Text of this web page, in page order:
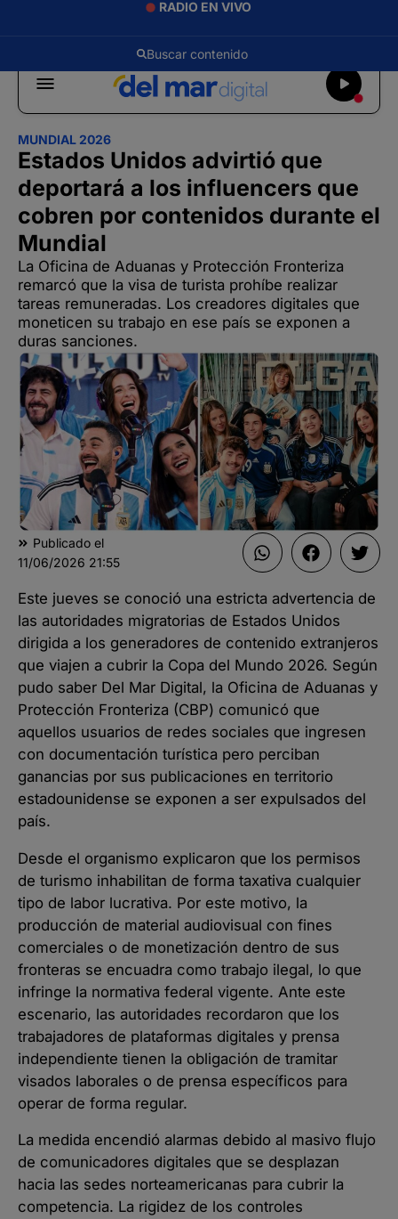
RADIO EN VIVO
MUNDIAL 2026
Estados Unidos advirtió que
deportará a los influencers que
cobren por contenidos durante el
Mundial
La Oficina de Aduanas y Protección Fronteriza
remarcó que la visa de turista prohíbe realizar
tareas remuneradas. Los creadores digitales que
moneticen su trabajo en ese país se exponen a
duras sanciones.
Publicado el
11/06/2026 21:55
Este jueves se conoció una estricta advertencia de
las autoridades migratorias de Estados Unidos
dirigida a los generadores de contenido extranjeros
que viajen a cubrir la Copa del Mundo 2026. Según
pudo saber Del Mar Digital, la Oficina de Aduanas y
Protección Fronteriza (CBP) comunicó que
aquellos usuarios de redes sociales que ingresen
con documentación turística pero perciban
ganancias por sus publicaciones en territorio
estadounidense se exponen a ser expulsados del
país.
Desde el organismo explicaron que los permisos
de turismo inhabilitan de forma taxativa cualquier
tipo de labor lucrativa. Por este motivo, la
producción de material audiovisual con fines
comerciales o de monetización dentro de sus
fronteras se encuadra como trabajo ilegal, lo que
infringe la normativa federal vigente. Ante este
escenario, las autoridades recordaron que los
trabajadores de plataformas digitales y prensa
independiente tienen la obligación de tramitar
visados laborales o de prensa específicos para
operar de forma regular.
La medida encendió alarmas debido al masivo flujo
de comunicadores digitales que se desplazan
hacia las sedes norteamericanas para cubrir la
competencia. La rigidez de los controles